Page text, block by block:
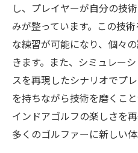
し、プレイヤーが自分の技
みが整っています。この技
な練習が可能になり、個々
きます。また、シミュレー
スを再現したシナリオでプ
を持ちながら技術を磨くこ
インドアゴルフの楽しさを
多くのゴルファーに新しい